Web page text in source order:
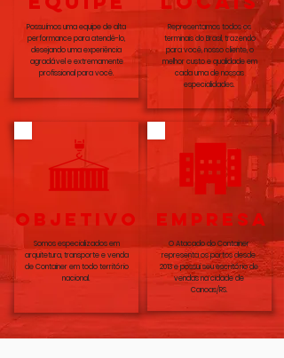
Possuímos uma equipe de alta
performance para atendê-lo,
desejando uma experiência
agradável e extremamente
profissional para você.
Representamos todos os
terminais do Brasil, trazendo
para você, nosso cliente, o
melhor custo e qualidade em
cada uma de nossas
especialidades.
OBJETIVO
Somos especializados em
arquitetura, transporte e venda
de Container em todo território
nacional.
EMPRESA
O Atacado do Container
representa os portos desde
2013 e possui seu escritório de
vendas na cidade de
Canoas/RS.